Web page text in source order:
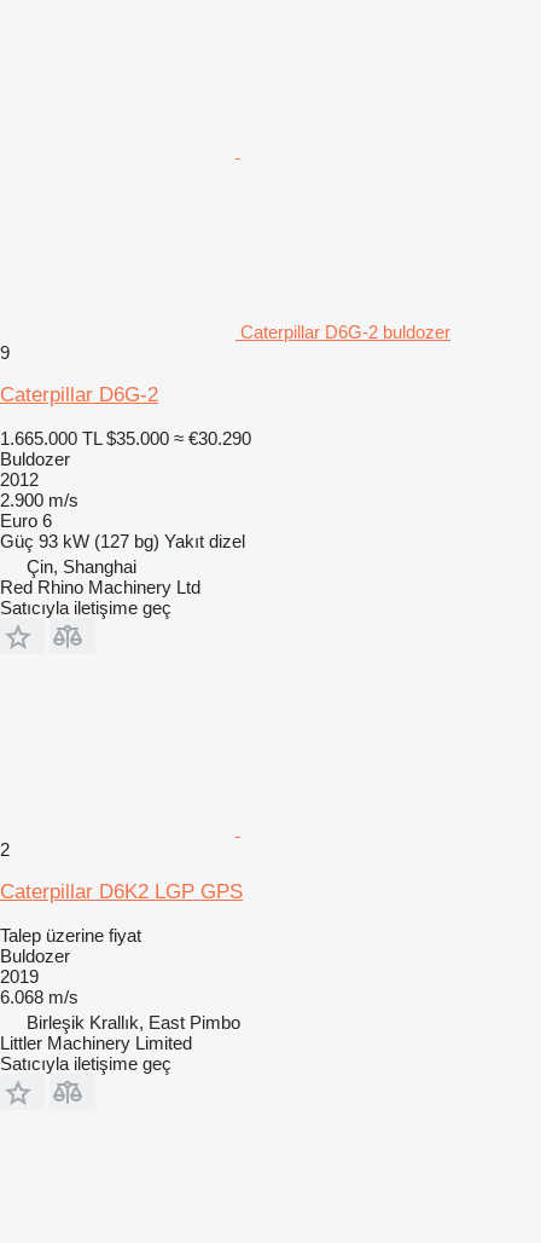
Caterpillar D6G-2 buldozer
9
Caterpillar D6G-2
1.665.000 TL $35.000 ≈ €30.290
Buldozer
2012
2.900 m/s
Euro 6
Güç 93 kW (127 bg) Yakıt dizel
Çin, Shanghai
Red Rhino Machinery Ltd
Satıcıyla iletişime geç
2
Caterpillar D6K2 LGP GPS
Talep üzerine fiyat
Buldozer
2019
6.068 m/s
Birleşik Krallık, East Pimbo
Littler Machinery Limited
Satıcıyla iletişime geç